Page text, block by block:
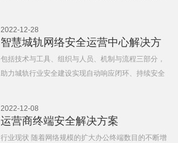
2022-12-28
智慧城轨网络安全运营中心解决方
案
包括技术与工具、组织与人员、机制与流程三部分，
助力城轨行业安全建设实现自动响应闭环、持续安全
2022-12-08
运营商终端安全解决方案
行业现状 随着网络规模的扩大办公终端数目的不断增